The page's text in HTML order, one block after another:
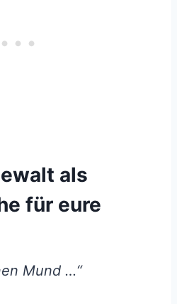
als
für eure
Mund …“